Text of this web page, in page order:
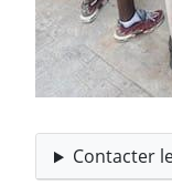
Contacter